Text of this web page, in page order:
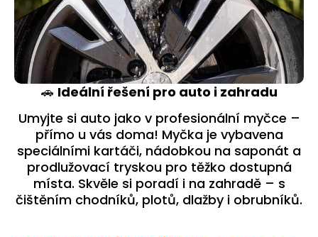
🚗 Ideální řešení pro auto i zahradu
Umyjte si auto jako v profesionální myčce –
přímo u vás doma! Myčka je vybavena
speciálními kartáči, nádobkou na saponát a
prodlužovací tryskou pro těžko dostupná
místa. Skvěle si poradí i na zahradě – s
čištěním chodníků, plotů, dlažby i obrubníků.